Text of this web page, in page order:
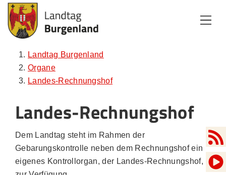
Zum Inhalt
Zum Menü
Zur Suche
Landtag Burgenland
Organe
Landes-Rechnungshof
Landes-Rechnungshof
Dem Landtag steht im Rahmen der
Gebarungskontrolle neben dem Rechnungshof ein
eigenes Kontrollorgan, der Landes-Rechnungshof,